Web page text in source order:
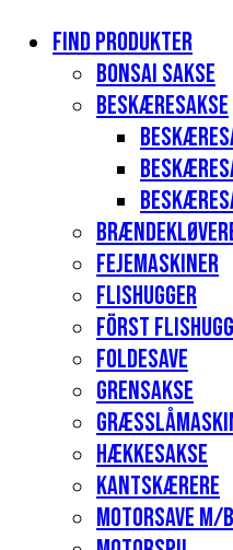
Find produkter
Bonsai sakse
Beskæresakse
Fejemaskiner
Flishugger
Först
Foldesave
Grensakse
Hækkesakse
Kantskærere
Motorsave